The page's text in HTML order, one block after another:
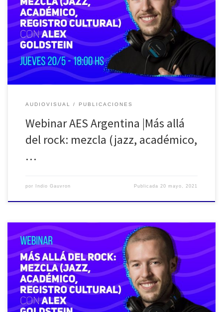
“webinars-2021” de AES Argentina, para sumarse a la propuesta
de seguir conviviendo en pandemia con el: #Quedate en casa. En
esta oportunidad contamos con la participación de Alex Goldstein,
en una charla sobre mezcla que […]
AUDIOVISUAL PUBLICACIONES
Webinar AES Argentina |Más allá
del rock: mezcla (jazz, académico,
…
por Indio Gauvron Publicada 20 mayo, 2021
Desde la sección queremos aportar nuestro granito de arena para
te quedes en casa y no dejes de seguir aprendiendo: Volvemos
en este 2021 con un nuevo ciclo de webinars con temáticas útiles
que puedan servir como herramientas en este momento tan
particular que nos toca atravesar como comunidad del […]